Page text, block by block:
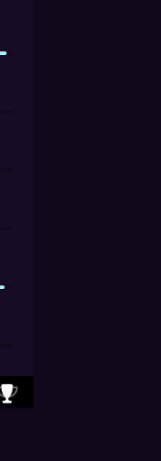
Watcher0ftheSealsVTOMCAT